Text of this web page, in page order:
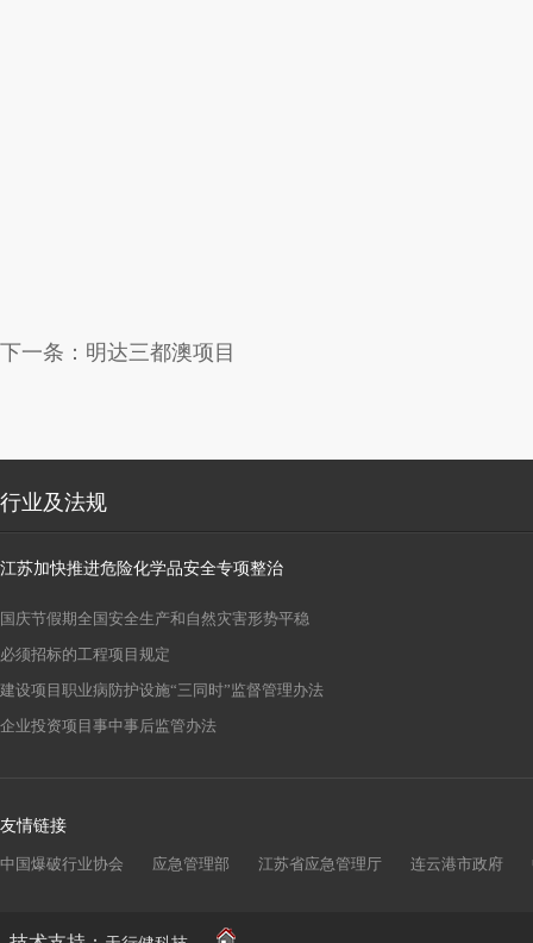
下一条： 明达三都澳项目
行业及法规
江苏加快推进危险化学品安全专项整治
国庆节假期全国安全生产和自然灾害形势平稳
必须招标的工程项目规定
建设项目职业病防护设施“三同时”监督管理办法
企业投资项目事中事后监管办法
友情链接
中国爆破行业协会 应急管理部 江苏省应急管理厅 连云港市政府